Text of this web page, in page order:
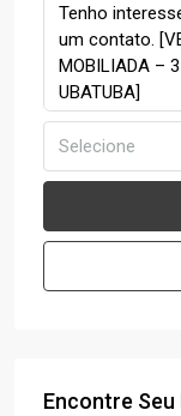
Selecione
Encontre Seu